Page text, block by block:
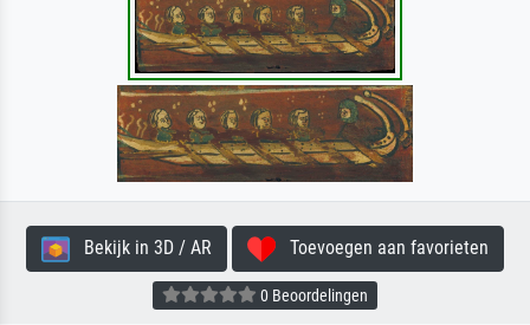
Bekijk in 3D / AR Toevoegen aan favorieten
0 Beoordelingen